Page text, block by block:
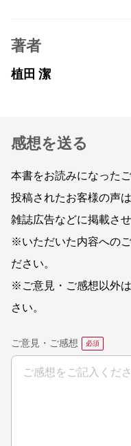
著者
植田 潔
感想を送る
本書をお読みになった
投稿されたお客様の声
雑誌広告などに掲載さ
※いただいた内容への
ださい。
※ご意見・ご感想以外は
さい。
ご意見・ご感想